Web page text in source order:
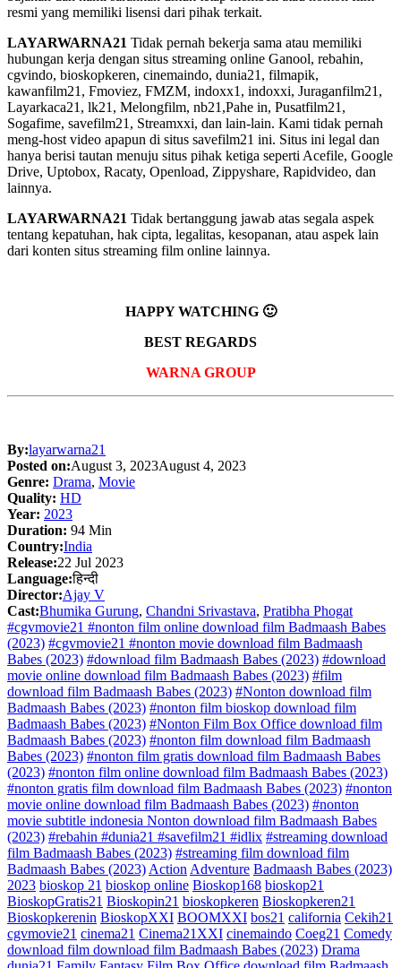
resmi yang memiliki lisensi dari pihak terkait.
LAYARWARNA21 Tidak pernah bekerja sama atau memiliki
hubungan kerja dengan situs streaming online Ganool, rebahin,
cgvindo, bioskopkeren, cinemaindo, dunia21, filmapik,
kawanfilm21, Fmoviez, FMZM, indoxx1, indoxxi, Juraganfilm21,
Layarkaca21, lk21, Melongfilm, nb21,Pahe in, Pusatfilm21,
Sogafime, savefilm21, Streamxxi, dan lain-lain. Kami tidak pernah
meng-host video apapun di situs savefilm21 ini. Situs ini legal dan
hanya berisi tautan menuju situs pihak ketiga seperti Acefile, Google
Drive, Uptobox, Racaty, Openload, Zippyshare, Rapidvideo, dan
lainnya.
LAYARWARNA21 Tidak bertanggung jawab atas segala aspek
tentang kepatuhan, hak cipta, legalitas, kesopanan, atau aspek lain
dari konten situs streaming film online lainnya.
HAPPY WATCHING 🙂
BEST REGARDS
WARNA GROUP
By:layarwarna21
Posted on:August 3, 2023August 4, 2023
Genre: Drama, Movie
Quality: HD
Year: 2023
Duration: 94 Min
Country:India
Release:22 Jul 2023
Language:हिन्दी
Director:Ajay V
Cast:Bhumika Gurung, Chandni Srivastava, Pratibha Phogat
#cgvmovie21 #nonton film online download film Badmaash Babes
(2023) #cgvmovie21 #nonton movie download film Badmaash
Babes (2023) #download film Badmaash Babes (2023) #download
movie online download film Badmaash Babes (2023) #film
download film Badmaash Babes (2023) #Nonton download film
Badmaash Babes (2023) #nonton film bioskop download film
Badmaash Babes (2023) #Nonton Film Box Office download film
Badmaash Babes (2023) #nonton film download film Badmaash
Babes (2023) #nonton film gratis download film Badmaash Babes
(2023) #nonton film online download film Badmaash Babes (2023)
#nonton gratis film download film Badmaash Babes (2023) #nonton
movie online download film Badmaash Babes (2023) #nonton
movie subtitle indonesia Nonton download film Badmaash Babes
(2023) #rebahin #dunia21 #savefilm21 #idlix #streaming download
film Badmaash Babes (2023) #streaming film download film
Badmaash Babes (2023) Action Adventure Badmaash Babes (2023)
2023 bioskop 21 bioskop online Bioskop168 bioskop21
BioskopGratis21 Bioskopin21 bioskopkeren Bioskopkeren21
Bioskopkerenin BioskopXXI BOOMXXI bos21 california Cekih21
cgvmovie21 cinema21 Cinema21XXI cinemaindo Coeg21 Comedy
download film download film Badmaash Babes (2023) Drama